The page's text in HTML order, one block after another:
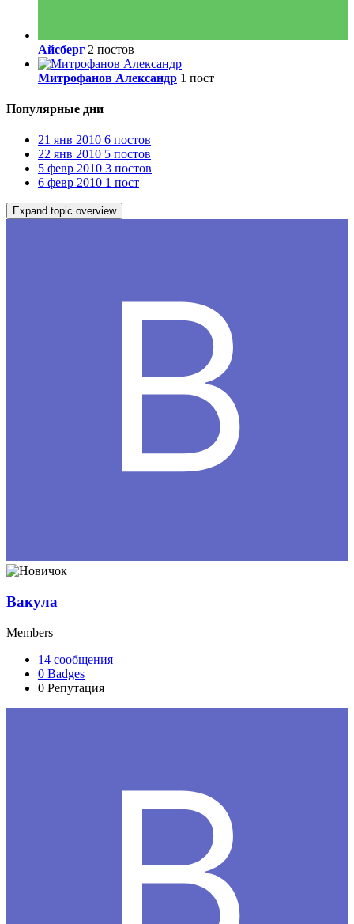
Айсберг 2 постов
Митрофанов Александр 1 пост
Популярные дни
21 янв 2010 6 постов
22 янв 2010 5 постов
5 февр 2010 3 постов
6 февр 2010 1 пост
Expand topic overview
Вакула
Members
14 сообщения
0 Badges
0 Репутация